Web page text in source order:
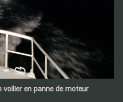
voilier en panne de moteur